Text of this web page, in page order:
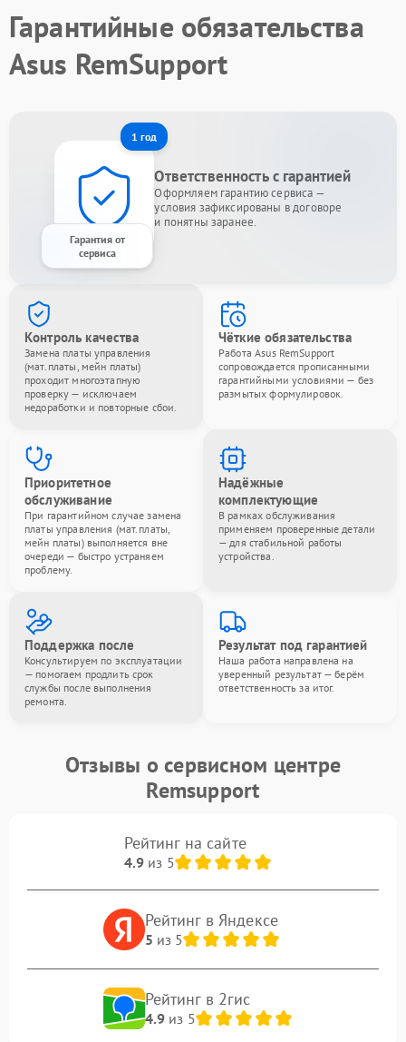
Гарантийные обязательства
Asus RemSupport
1 год
Гарантия от
сервиса
Ответственность с гарантией
Оформляем гарантию сервиса —
условия зафиксированы в договоре
и понятны заранее.
Контроль качества
Замена платы управления
(мат.платы, мейн платы)
проходит многоэтапную
проверку — исключаем
недоработки и повторные сбои.
Чёткие обязательства
Работа Asus RemSupport
сопровождается прописанными
гарантийными условиями — без
размытых формулировок.
Приоритетное
обслуживание
При гарантийном случае замена
платы управления (мат.платы,
мейн платы) выполняется вне
очереди — быстро устраняем
проблему.
Надёжные
комплектующие
В рамках обслуживания
применяем проверенные детали
— для стабильной работы
устройства.
Поддержка после
Консультируем по эксплуатации
— помогаем продлить срок
службы после выполнения
ремонта.
Результат под гарантией
Наша работа направлена на
уверенный результат — берём
ответственность за итог.
Отзывы о сервисном центре
Remsupport
Рейтинг на сайте
4.9из 5
Рейтинг в Яндексе
5 из 5
Рейтинг в 2гис
4.9из 5